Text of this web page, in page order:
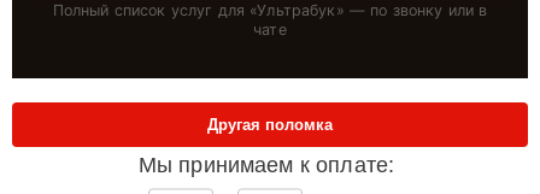
Полный список услуг для «Ультрабук » — по звонку или в
чате
Мы принимаем к оплате:
Другая поломка